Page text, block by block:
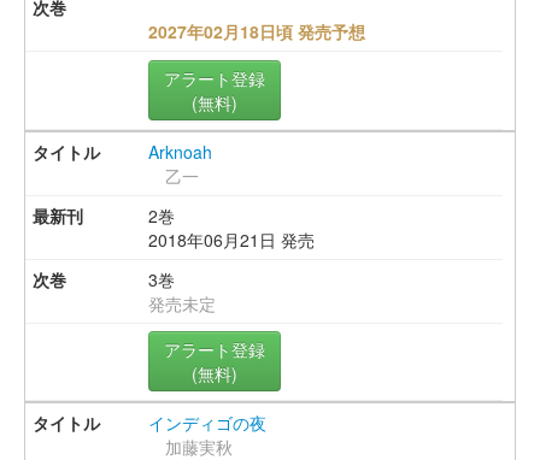
2027年02月18日頃 発売予想
アラート登録
(無料)
Arknoah
乙一
2巻
2018年06月21日 発売
3巻
発売未定
アラート登録
(無料)
インディゴの夜
加藤実秋